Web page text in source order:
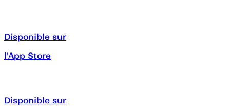
Disponible sur
l'App Store
Disponible sur